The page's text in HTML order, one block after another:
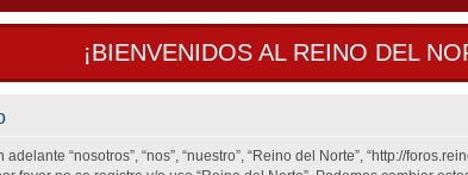
¡BIENVENIDOS AL REINO DEL
“nosotros”, “nos”, “nuestro”, “Reino del Norte”, “http://